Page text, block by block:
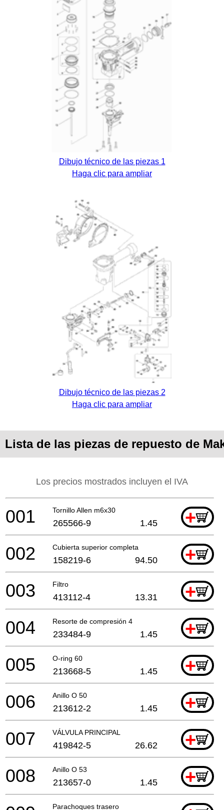
Dibujo técnico de las piezas 1
Haga clic para ampliar
Dibujo técnico de las piezas 2
Haga clic para ampliar
Lista de las piezas de repuesto de
Los precios mostrados incluyen el IVA
Tornillo Allen m6x30 +
001 265566-9 1.45
Cubierta superior completa +
002 158219-6 94.50
Filtro +
003 413112-4 13.31
Resorte de compresión 4 +
004 233484-9 1.45
O-ring 60 +
005 213668-5 1.45
Anillo O 50 +
006 213612-2 1.45
VÁLVULA PRINCIPAL +
007 419842-5 26.62
Anillo O 53 +
008 213657-0 1.45
Parachoques trasero